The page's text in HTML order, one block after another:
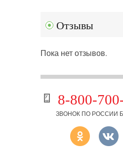
Отзывы
Пока нет отзывов.
8-800-
ЗВОНОК ПО РОССИИ